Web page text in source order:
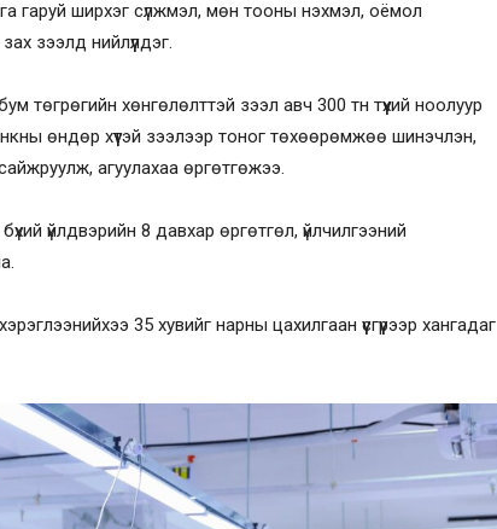
гаруй ширхэг сүлжмэл, мөн тооны нэхмэл, оёмол
зээлд нийлүүлдэг.
төгрөгийн хөнгөлөлттэй зээл авч 300 тн түүхий ноолуур
өндөр хүүтэй зээлээр тоног төхөөрөмжөө шинэчлэн,
агуулахаа өргөтгөжээ.
үйлдвэрийн 8 давхар өргөтгөл, үйлчилгээний
35 хувийг нарны цахилгаан үүсгүүрээр хангадаг